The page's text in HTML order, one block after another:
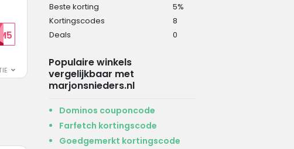
Beste korting
5%
Kortingscodes
8
Deals
0
Populaire winkels
vergelijkbaar met
marjonsnieders.nl
Dominos couponcode
Farfetch kortingscode
Goedgemerkt kortingscode